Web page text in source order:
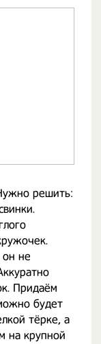
решить:
не
Придаём
будет
тёрке, а
на крупной